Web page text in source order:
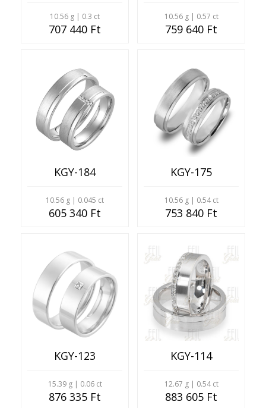
10.56 g | 0.3 ct
707 440 Ft
10.56 g | 0.57 ct
759 640 Ft
KGY-184
10.56 g | 0.045 ct
605 340 Ft
KGY-175
10.56 g | 0.54 ct
753 840 Ft
KGY-123
15.39 g | 0.06 ct
876 335 Ft
KGY-114
12.67 g | 0.54 ct
883 605 Ft